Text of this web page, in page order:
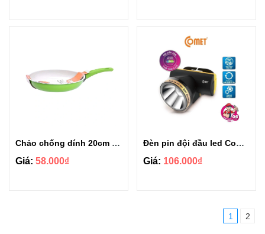
Chảo chống dính 20cm Comet Ceramic CH10-20G
Giá: 58.000₫
Đèn pin đội đầu led Comet - CRT1613
Giá: 106.000₫
1 2